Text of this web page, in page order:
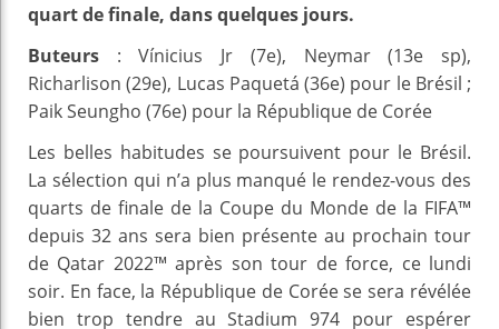
quart de finale, dans quelques jours.
Buteurs : Vínicius Jr (7e), Neymar (13e sp),
Richarlison (29e), Lucas Paquetá (36e) pour le Brésil ;
Paik Seungho (76e) pour la République de Corée
Les belles habitudes se poursuivent pour le Brésil.
La sélection qui n’a plus manqué le rendez-vous des
quarts de finale de la Coupe du Monde de la FIFA™
depuis 32 ans sera bien présente au prochain tour
de Qatar 2022™ après son tour de force, ce lundi
soir. En face, la République de Corée se sera révélée
bien trop tendre au Stadium 974 pour espérer